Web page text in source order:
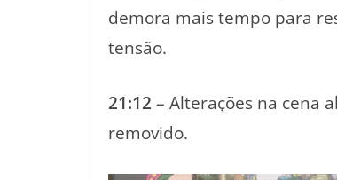
demora mais tempo para
tensão.
21:12 – Alterações na cena
removido.